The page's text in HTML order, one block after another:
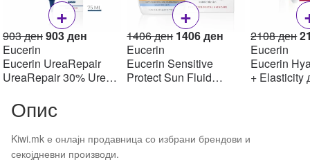
+
903денOriginal
was:
903 ден.
903ден
is:
903 ден.
Eucerin
Eucerin UreaRepair
UreaRepair 30% Urea
30% уреа 75 мл
+
1406ден Original
was:
1406 ден.
1406ден Current
1406 ден.
Eucerin
Eucerin Sensitive
Protect Sun Fluid
2108ден
Eucerin
Eucerin
+ Elasticity
Опис
Kiwi.mk е онлајн продавница со избрани брендови и
секојдневни производи.